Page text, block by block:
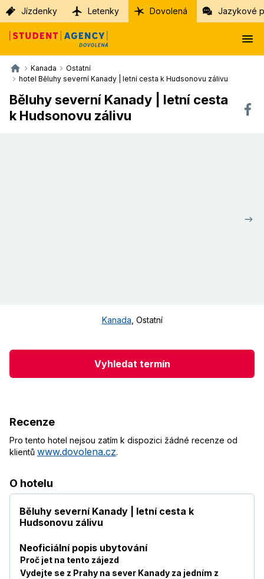
Jízdenky Letenky Dovolená Jazykové
Kanada
Ostatní
hotel Běluhy severní Kanady | letní cesta k Hudsonovu zálivu
Běluhy severní Kanady | letní cesta
k Hudsonovu zálivu
Kanada Ostatní
Vyhledat termín
Recenze
Pro tento hotel nejsou zatím k dispozici žádné recenze od
klientů www.dovolena.cz.
O hotelu
Běluhy severní Kanady | letní cesta k
Hudsonovu zálivu
Neoficiální popis ubytování
Proč jet na tento zájezd
Vydejte se z Prahy na sever Kanady za jedním z